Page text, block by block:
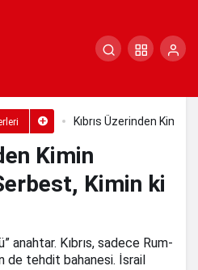
Kıbrıs Üzerinden
Kimin
Kimin ki
anahtar. Kıbrıs, sadece Rum-
de tehdit bahanesi. İsrail
Kimin
Kimin ki Suç?